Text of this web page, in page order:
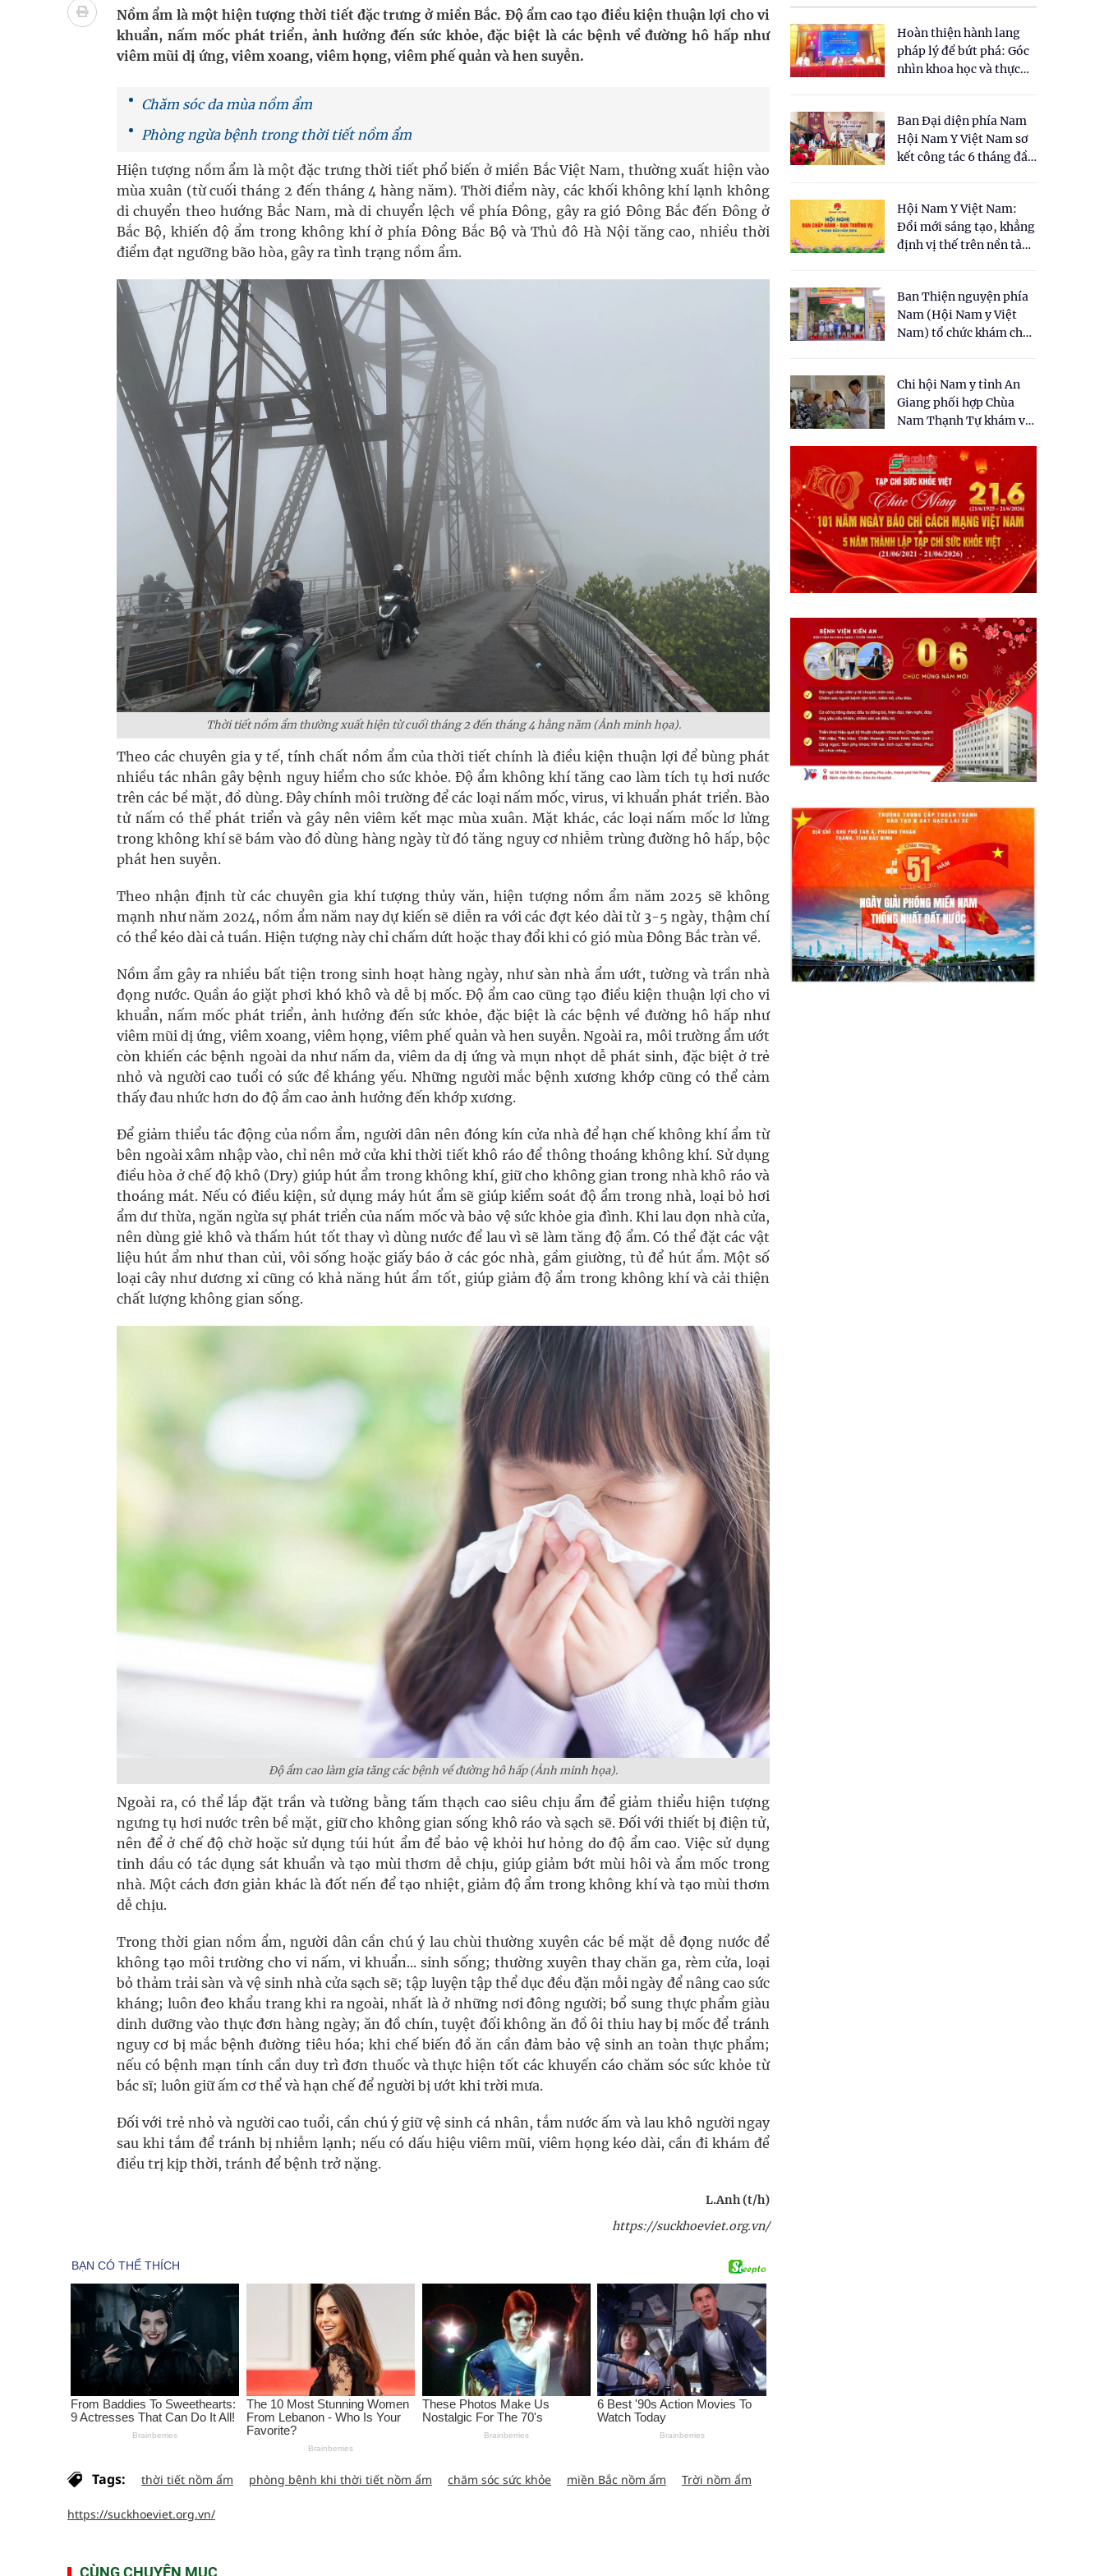
Đắk Lắk: Đẩy nhanh tiến độ khám sức khỏe định kỳ, khám sàng lọc cho người dân
Tổng hợp những cách trị thâm body nách, bẹn, mông cực hiệu quả
Nồm ẩm là một hiện tượng thời tiết đặc trưng ở miền Bắc. Độ ẩm cao tạo điều kiện thuận lợi cho vi
khuẩn, nấm mốc phát triển, ảnh hưởng đến sức khỏe, đặc biệt là các bệnh về đường hô hấp như
viêm mũi dị ứng, viêm xoang, viêm họng, viêm phế quản và hen suyễn.
Chăm sóc da mùa nồm ẩm
Phòng ngừa bệnh trong thời tiết nồm ẩm
Hiện tượng nồm ẩm là một đặc trưng thời tiết phổ biến ở miền Bắc Việt Nam, thường xuất hiện vào
mùa xuân (từ cuối tháng 2 đến tháng 4 hàng năm). Thời điểm này, các khối không khí lạnh không
di chuyển theo hướng Bắc Nam, mà di chuyển lệch về phía Đông, gây ra gió Đông Bắc đến Đông ở
Bắc Bộ, khiến độ ẩm trong không khí ở phía Đông Bắc Bộ và Thủ đô Hà Nội tăng cao, nhiều thời
điểm đạt ngưỡng bão hòa, gây ra tình trạng nồm ẩm.
Thời tiết nồm ẩm thường xuất hiện từ cuối tháng 2 đến tháng 4 hằng năm (Ảnh minh họa).
Theo các chuyên gia y tế, tính chất nồm ẩm của thời tiết chính là điều kiện thuận lợi để bùng phát
nhiều tác nhân gây bệnh nguy hiểm cho sức khỏe. Độ ẩm không khí tăng cao làm tích tụ hơi nước
trên các bề mặt, đồ dùng. Đây chính môi trường để các loại nấm mốc, virus, vi khuẩn phát triển. Bào
tử nấm có thể phát triển và gây nên viêm kết mạc mùa xuân. Mặt khác, các loại nấm mốc lơ lửng
trong không khí sẽ bám vào đồ dùng hàng ngày từ đó tăng nguy cơ nhiễm trùng đường hô hấp, bộc
phát hen suyễn.
Theo nhận định từ các chuyên gia khí tượng thủy văn, hiện tượng nồm ẩm năm 2025 sẽ không
mạnh như năm 2024, nồm ẩm năm nay dự kiến sẽ diễn ra với các đợt kéo dài từ 3-5 ngày, thậm chí
có thể kéo dài cả tuần. Hiện tượng này chỉ chấm dứt hoặc thay đổi khi có gió mùa Đông Bắc tràn về.
Nồm ẩm gây ra nhiều bất tiện trong sinh hoạt hàng ngày, như sàn nhà ẩm ướt, tường và trần nhà
đọng nước. Quần áo giặt phơi khó khô và dễ bị mốc. Độ ẩm cao cũng tạo điều kiện thuận lợi cho vi
khuẩn, nấm mốc phát triển, ảnh hưởng đến sức khỏe, đặc biệt là các bệnh về đường hô hấp như
viêm mũi dị ứng, viêm xoang, viêm họng, viêm phế quản và hen suyễn. Ngoài ra, môi trường ẩm ướt
còn khiến các bệnh ngoài da như nấm da, viêm da dị ứng và mụn nhọt dễ phát sinh, đặc biệt ở trẻ
nhỏ và người cao tuổi có sức đề kháng yếu. Những người mắc bệnh xương khớp cũng có thể cảm
thấy đau nhức hơn do độ ẩm cao ảnh hưởng đến khớp xương.
Để giảm thiểu tác động của nồm ẩm, người dân nên đóng kín cửa nhà để hạn chế không khí ẩm từ
bên ngoài xâm nhập vào, chỉ nên mở cửa khi thời tiết khô ráo để thông thoáng không khí. Sử dụng
điều hòa ở chế độ khô (Dry) giúp hút ẩm trong không khí, giữ cho không gian trong nhà khô ráo và
thoáng mát. Nếu có điều kiện, sử dụng máy hút ẩm sẽ giúp kiểm soát độ ẩm trong nhà, loại bỏ hơi
ẩm dư thừa, ngăn ngừa sự phát triển của nấm mốc và bảo vệ sức khỏe gia đình. Khi lau dọn nhà cửa,
nên dùng giẻ khô và thấm hút tốt thay vì dùng nước để lau vì sẽ làm tăng độ ẩm. Có thể đặt các vật
liệu hút ẩm như than củi, vôi sống hoặc giấy báo ở các góc nhà, gầm giường, tủ để hút ẩm. Một số
loại cây như dương xỉ cũng có khả năng hút ẩm tốt, giúp giảm độ ẩm trong không khí và cải thiện
chất lượng không gian sống.
Độ ẩm cao làm gia tăng các bệnh về đường hô hấp (Ảnh minh họa).
Ngoài ra, có thể lắp đặt trần và tường bằng tấm thạch cao siêu chịu ẩm để giảm thiểu hiện tượng
ngưng tụ hơi nước trên bề mặt, giữ cho không gian sống khô ráo và sạch sẽ. Đối với thiết bị điện tử,
nên để ở chế độ chờ hoặc sử dụng túi hút ẩm để bảo vệ khỏi hư hỏng do độ ẩm cao. Việc sử dụng
tinh dầu có tác dụng sát khuẩn và tạo mùi thơm dễ chịu, giúp giảm bớt mùi hôi và ẩm mốc trong
nhà. Một cách đơn giản khác là đốt nến để tạo nhiệt, giảm độ ẩm trong không khí và tạo mùi thơm
dễ chịu.
Trong thời gian nồm ẩm, người dân cần chú ý lau chùi thường xuyên các bề mặt dễ đọng nước để
không tạo môi trường cho vi nấm, vi khuẩn... sinh sống; thường xuyên thay chăn ga, rèm cửa, loại
bỏ thảm trải sàn và vệ sinh nhà cửa sạch sẽ; tập luyện tập thể dục đều đặn mỗi ngày để nâng cao sức
kháng; luôn đeo khẩu trang khi ra ngoài, nhất là ở những nơi đông người; bổ sung thực phẩm giàu
dinh dưỡng vào thực đơn hàng ngày; ăn đồ chín, tuyệt đối không ăn đồ ôi thiu hay bị mốc để tránh
nguy cơ bị mắc bệnh đường tiêu hóa; khi chế biến đồ ăn cần đảm bảo vệ sinh an toàn thực phẩm;
nếu có bệnh mạn tính cần duy trì đơn thuốc và thực hiện tốt các khuyến cáo chăm sóc sức khỏe từ
bác sĩ; luôn giữ ấm cơ thể và hạn chế để người bị ướt khi trời mưa.
Đối với trẻ nhỏ và người cao tuổi, cần chú ý giữ vệ sinh cá nhân, tắm nước ấm và lau khô người ngay
sau khi tắm để tránh bị nhiễm lạnh; nếu có dấu hiệu viêm mũi, viêm họng kéo dài, cần đi khám để
điều trị kịp thời, tránh để bệnh trở nặng.
L.Anh (t/h)
https://suckhoeviet.org.vn/
Tags: thời tiết nồm ẩm phòng bệnh khi thời tiết nồm ẩm chăm sóc sức khỏe miền Bắc nồm ẩm Trời nồm ẩm
https://suckhoeviet.org.vn/
CÙNG CHUYÊN MỤC
Hoàn thiện hành lang
pháp lý để bứt phá: Góc
nhìn khoa học và thực
cho Luật Y dược cổ
truyền Việt Nam"
Ban Đại diện phía Nam
Hội Nam Y Việt Nam sơ
kết công tác 6 tháng đầu
Hội Nam Y Việt Nam:
Đổi mới sáng tạo, khẳng
định vị thế trên nền tảng
Ban Thiện nguyện phía
Nam (Hội Nam y Việt
Nam) tổ chức khám chữa
dân tại xã Tân Tập
Chi hội Nam y tỉnh An
Giang phối hợp Chùa
Nam Thạnh Tự khám và
nhân dân